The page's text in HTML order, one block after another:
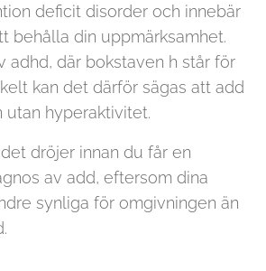
deficit disorder och innebär
behålla din uppmärksamhet.
adhd, där bokstaven h står för
kan det därför sägas att add
utan hyperaktivitet.
dröjer innan du får en
av add, eftersom dina
synliga för omgivningen än